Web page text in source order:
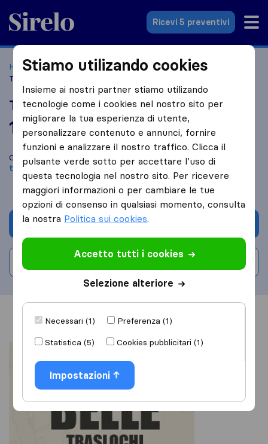
Sirelo.it
Ricevi 5 preventivi
Home Le 10 migliori aziende di traslochi in Italia
Trasporti Belle Traslochi
Trasporti Belle Traslochi
10,0 basato su6
recensioni di Sirelo e Google
Confronta Trasporti Belle Traslochi con altre aziende di
traslochidiTrieste
Chiedi preventivo
Informazioni Recensioni
Stiamo utilizando cookies
Insieme ai nostri partner stiamo utilizando
tecnologie come i cookies nel nostro sito per
migliorare la tua esperienza di utente,
personalizzare contenuto e annunci, fornire
funzioni e analizzare il nostro traffico. Clicca il
pulsante verde sotto per accettare l’uso di
questa tecnologia nel nostro sito. Per ricevere
maggiori informazioni o per cambiare le tue
opzioni di consenso in qualsiasi momento, consulta
la nostra Politica sui cookies.
Accetto tutti i cookies
Selezione alteriore
Necessari (1)
Preferenza (1)
Statistica (5)
Cookies pubblicitari (1)
Impostazioni